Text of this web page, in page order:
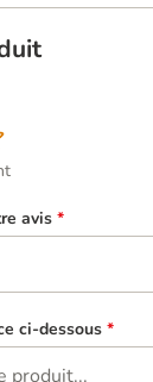
avis *
ci-dessous *